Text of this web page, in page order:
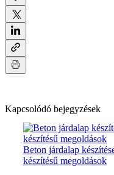
Kapcsolódó bejegyzések
Beton járdalap
készítésű megoldások